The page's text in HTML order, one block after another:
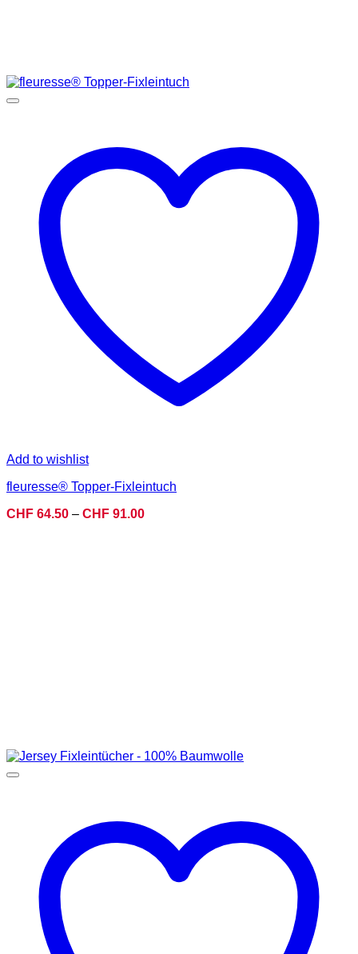
Add to wishlist
fleuresse® Topper-Fixleintuch
CHF 64.50 – CHF 91.00Preisspanne: